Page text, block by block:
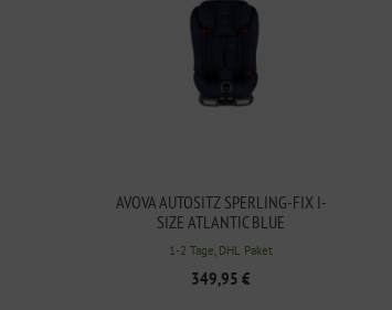
AVOVA AUTOSITZ SPERLING-FIX I-
SIZE ATLANTIC BLUE
1-2 Tage, DHL Paket
349,95 €